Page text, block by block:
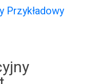
Przykładowy